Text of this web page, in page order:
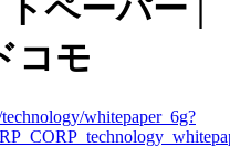
トペーパー |
コモ
whitepaper_6g?